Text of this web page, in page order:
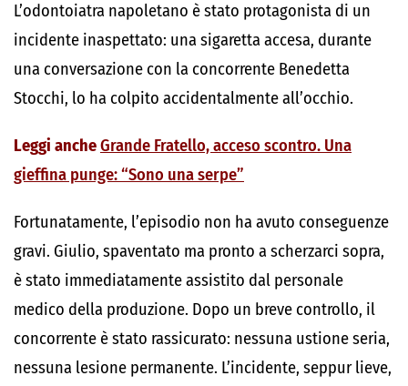
L’odontoiatra napoletano è stato protagonista di un
incidente inaspettato: una sigaretta accesa, durante
una conversazione con la concorrente Benedetta
Stocchi, lo ha colpito accidentalmente all’occhio.
Leggi ancheGrande Fratello, acceso scontro. Una
gieffina punge: “Sono una serpe”
Fortunatamente, l’episodio non ha avuto conseguenze
gravi. Giulio, spaventato ma pronto a scherzarci sopra,
è stato immediatamente assistito dal personale
medico della produzione. Dopo un breve controllo, il
concorrente è stato rassicurato: nessuna ustione seria,
nessuna lesione permanente. L’incidente, seppur lieve,